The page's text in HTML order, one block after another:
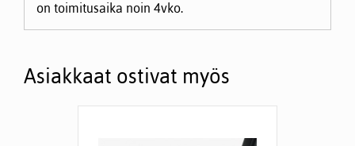
on toimitusaika noin 4vko.
Asiakkaat ostivat myös